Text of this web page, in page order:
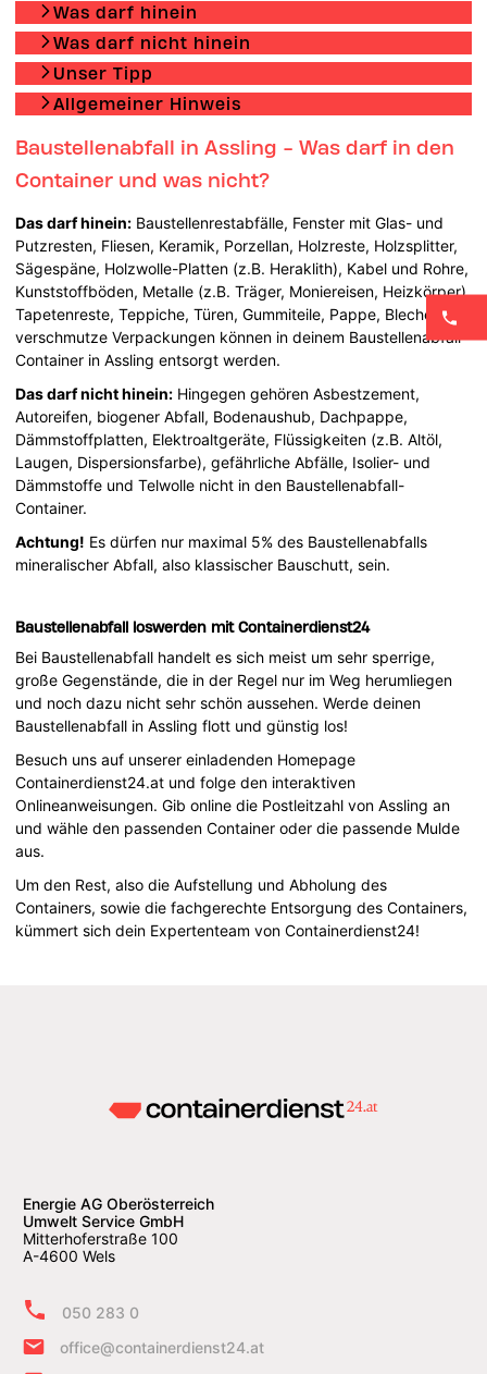
Was darf hinein
Was darf nicht hinein
Unser Tipp
Allgemeiner Hinweis
Baustellenabfall in Assling - Was darf in den
Container und was nicht?
Das darf hinein: Baustellenrestabfälle, Fenster mit Glas- und
Putzresten, Fliesen, Keramik, Porzellan, Holzreste, Holzsplitter,
Sägespäne, Holzwolle-Platten (z.B. Heraklith), Kabel und Rohre,
Kunststoffböden, Metalle (z.B. Träger, Moniereisen, Heizkörper),
Tapetenreste, Teppiche, Türen, Gummiteile, Pappe, Bleche und
verschmutze Verpackungen können in deinem Baustellenabfall-
Container in Assling entsorgt werden.
Das darf nicht hinein: Hingegen gehören Asbestzement,
Autoreifen, biogener Abfall, Bodenaushub, Dachpappe,
Dämmstoffplatten, Elektroaltgeräte, Flüssigkeiten (z.B. Altöl,
Laugen, Dispersionsfarbe), gefährliche Abfälle, Isolier- und
Dämmstoffe und Telwolle nicht in den Baustellenabfall-
Container.
Achtung! Es dürfen nur maximal 5% des Baustellenabfalls
mineralischer Abfall, also klassischer Bauschutt, sein.
Baustellenabfall loswerden mit Containerdienst24
Bei Baustellenabfall handelt es sich meist um sehr sperrige,
große Gegenstände, die in der Regel nur im Weg herumliegen
und noch dazu nicht sehr schön aussehen. Werde deinen
Baustellenabfall in Assling flott und günstig los!
Besuch uns auf unserer einladenden Homepage
Containerdienst24.at und folge den interaktiven
Onlineanweisungen. Gib online die Postleitzahl von Assling an
und wähle den passenden Container oder die passende Mulde
aus.
Um den Rest, also die Aufstellung und Abholung des
Containers, sowie die fachgerechte Entsorgung des Containers,
kümmert sich dein Expertenteam von Containerdienst24!
Energie AG Oberösterreich
Umwelt Service GmbH
Mitterhoferstraße 100
A-4600 Wels
050 283 0
office@containerdienst24.at